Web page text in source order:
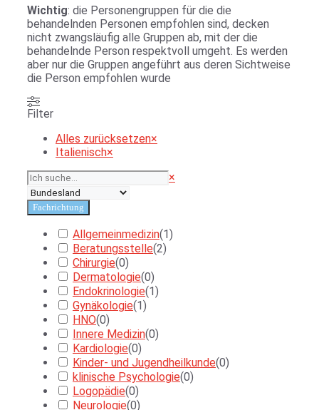
Wichtig: die Personengruppen für die die
behandelnden Personen empfohlen sind, decken
nicht zwangsläufig alle Gruppen ab, mit der die
behandelnde Person respektvoll umgeht. Es werden
aber nur die Gruppen angeführt aus deren Sichtweise
die Person empfohlen wurde
Filter
Alles zurücksetzen×
Italienisch×
Suchen
×
Fachrichtung
Allgemeinmedizin(1)
Beratungsstelle(2)
Chirurgie(0)
Dermatologie(0)
Endokrinologie(1)
Gynäkologie(1)
HNO(0)
Innere Medizin(0)
Kardiologie(0)
Kinder- und Jugendheilkunde(0)
klinische Psychologie(0)
Logopädie(0)
Neurologie(0)